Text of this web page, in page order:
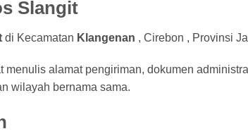
Slangit
di Kecamatan Klangenan , Cirebon , Provinsi
menulis alamat pengiriman, dokumen
wilayah bernama sama.